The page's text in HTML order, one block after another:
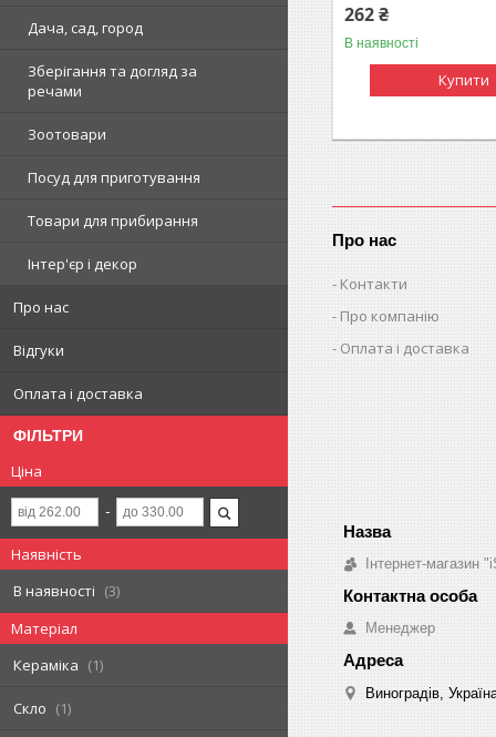
Дача, сад, город
Зберігання та догляд за
речами
Зоотовари
Посуд для приготування
Товари для прибирання
Інтер'єр і декор
Про нас
Відгуки
Оплата і доставка
ФІЛЬТРИ
Ціна
Наявність
В наявності
3
Матеріал
Кераміка
1
Скло 1
262 ₴
В наявності
Купити
Про нас
Контакти
Про компанію
Оплата і доставка
Інтернет-магазин
Менеджер
Виноградів,